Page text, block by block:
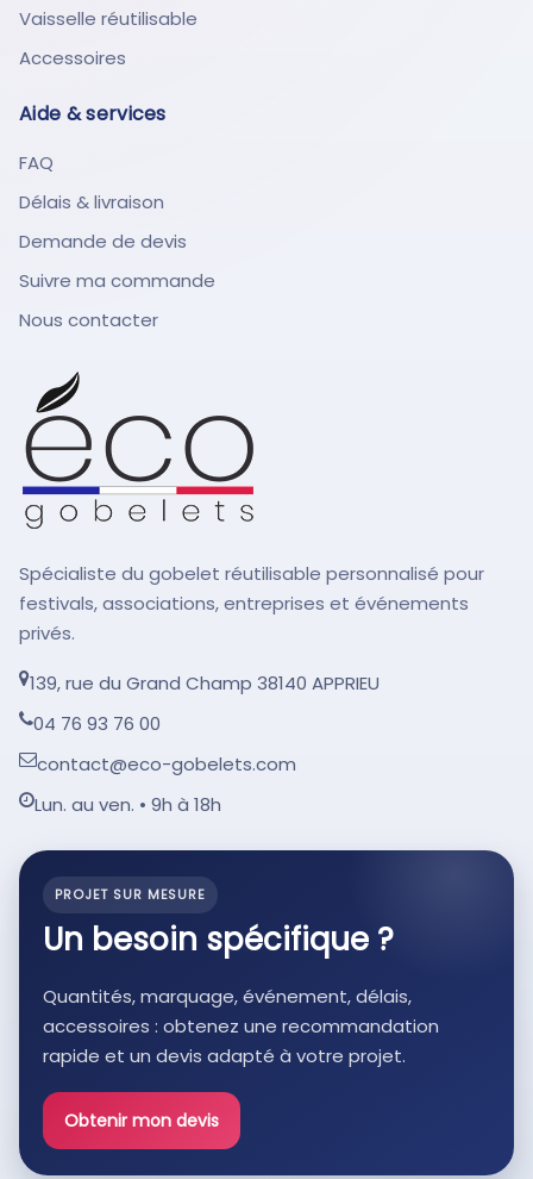
Vaisselle réutilisable
Accessoires
Aide & services
FAQ
Délais & livraison
Demande de devis
Suivre ma commande
Nous contacter
Spécialiste du gobelet réutilisable personnalisé pour
festivals, associations, entreprises et événements
privés.
139, rue du Grand Champ 38140 APPRIEU
04 76 93 76 00
contact@eco-gobelets.com
Lun. au ven. • 9h à 18h
PROJET SUR MESURE
Un besoin spécifique ?
Quantités, marquage, événement, délais,
accessoires : obtenez une recommandation
rapide et un devis adapté à votre projet.
Obtenir mon devis